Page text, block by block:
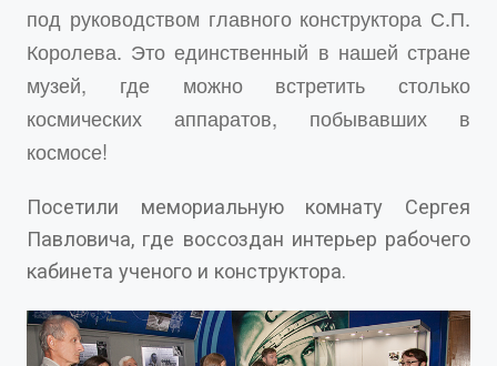
под руководством главного конструктора С.П.
Королева. Это единственный в нашей стране
музей, где можно встретить столько
космических аппаратов, побывавших в
космосе!
Посетили мемориальную комнату Сергея
Павловича, где воссоздан интерьер рабочего
кабинета ученого и конструктора.